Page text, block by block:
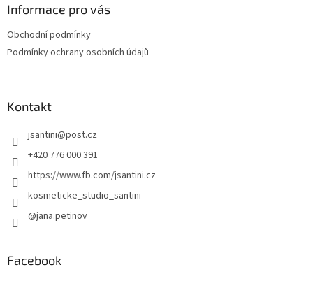
Informace pro vás
Obchodní podmínky
Podmínky ochrany osobních údajů
Kontakt
jsantini@post.cz
+420 776 000 391
https://www.fb.com/jsantini.cz
kosmeticke_studio_santini
@jana.petinov
Facebook